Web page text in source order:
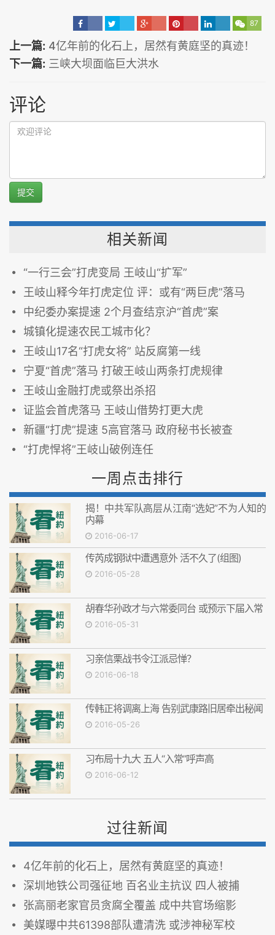
87
上一篇: 4亿年前的化石上，居然有黄庭坚的真迹！
下一篇: 三峡大坝面临巨大洪水
评论
提交
相关新闻
“一行三会”打虎变局 王岐山“扩军”
王岐山释今年打虎定位 评：或有“两巨虎”落马
中纪委办案提速 2个月查结京沪“首虎”案
城镇化提速农民工城市化？
王岐山17名“打虎女将” 站反腐第一线
宁夏“首虎”落马 打破王岐山两条打虎规律
王岐山金融打虎或祭出杀招
证监会首虎落马 王岐山借势打更大虎
新疆“打虎”提速 5高官落马 政府秘书长被查
“打虎悍将”王岐山破例连任
一周点击排行
揭！中共军队高层从江南“选妃”不为人知的
内幕
2016-06-17
传芮成钢狱中遭遇意外 活不久了(组图)
2016-05-28
胡春华孙政才与六常委同台 或预示下届入常
2016-05-31
习亲信栗战书令江派忌惮？
2016-06-18
传韩正将调离上海 告别武康路旧居牵出秘闻
2016-05-26
习布局十九大 五人“入常”呼声高
2016-06-12
过往新闻
4亿年前的化石上，居然有黄庭坚的真迹！
深圳地铁公司强征地 百名业主抗议 四人被捕
张高丽老家官员贪腐全覆盖 成中共官场缩影
美媒曝中共61398部队遭清洗 或涉神秘军校